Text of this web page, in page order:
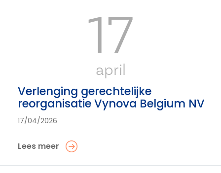
17
april
Verlenging gerechtelijke
reorganisatie Vynova Belgium NV
17/04/2026
Lees meer